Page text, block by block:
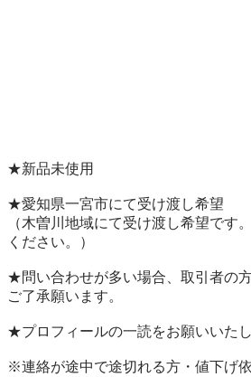
★新品未使用
★愛知県一宮市にて受け渡し希望
（木曽川地域にて受け渡し希望です
ください。）
★問い合わせが多い場合、取引者の
ご了承願います。
★プロフィールの一読をお願いいた
※連絡が途中で途切れる方・値下げ